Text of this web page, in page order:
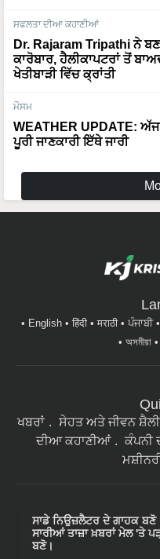
ਸਫਲਤਾ ਦੀਆ ਕਹਾਣੀਆਂ
Dr. Rajaram Tripathi ਨੇ
ਕਾਰੋਬਾਰ, ਹੈਲੀਕਾਪਟਰਾਂ ਤੋਂ
ਖੇਤੀਬਾੜੀ ਵਿੱਚ ਕ੍ਰਾਂਤੀ
ਮੌਸਮ
WEATHER UPDATE:
ਪੂਰੀ ਜਾਣਕਾਰੀ ਇੱਥੇ ਜਾਰੀ
English हिंदी मराठी ਪੰਜਾਬੀ
অসমীয়া
ਖਬਰਾਂ ਸੇਹਤ ਅਤੇ ਜੀਵਨ ਸ਼ੈਲੀ
ਦੀਆ ਕਹਾਣੀਆਂ
ਕੰਪਨੀ
ਸਾਡੇ ਨਿਉਜ਼ਲੈਟਰ ਦੇ ਗਾਹਕ
ਸਾਰੀਆਂ ਤਾਜ਼ਾ ਖ਼ਬਰਾਂ ਮੇਲ 'ਤੇ
ਬਣੋ।